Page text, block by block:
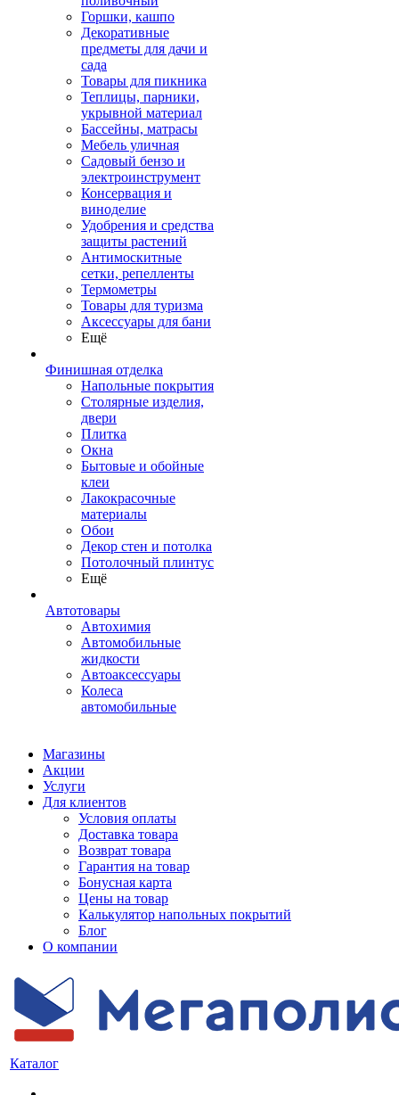
Горшки, кашпо
Декоративные
предметы для дачи и
сада
Товары для пикника
Теплицы, парники,
укрывной материал
Бассейны, матрасы
Мебель уличная
Садовый бензо и
электроинструмент
Консервация и
виноделие
Удобрения и средства
защиты растений
Антимоскитные
сетки, репелленты
Термометры
Товары для туризма
Аксессуары для бани
Ещё
Финишная отделка
Напольные покрытия
Столярные изделия,
двери
Плитка
Окна
Бытовые и обойные
клеи
Лакокрасочные
материалы
Обои
Декор стен и потолка
Потолочный плинтус
Ещё
Автотовары
Автохимия
Автомобильные
жидкости
Автоаксессуары
Колеса
автомобильные
Магазины
Акции
Услуги
Для клиентов
Условия оплаты
Доставка товара
Возврат товара
Гарантия на товар
Бонусная карта
Цены на товар
Калькулятор напольных покрытий
Блог
О компании
Каталог